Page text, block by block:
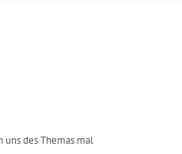
uns des Themas mal